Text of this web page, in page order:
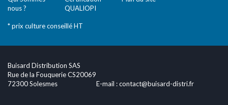
nous ?
QUALIOPI
* prix culture conseillé HT
Buisard Distribution SAS
Rue de la Fouquerie CS20069
72300 Solesmes
E-mail :contact@buisard-distri.fr